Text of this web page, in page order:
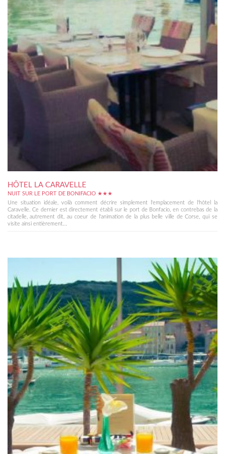
HÔTEL LA CARAVELLE
NUIT SUR LE PORT DE BONIFACIO ★★★
Une situation idéale, voilà comment décrire simplement l'emplacement de l'hôtel la
Caravelle. Ce dernier est directement établi sur le port de Bonfacio, en contrebas de la
citadelle, autrement dit, au coeur de l'animation de la plus belle ville de Corse, qui se
visite ainsi entièrement...